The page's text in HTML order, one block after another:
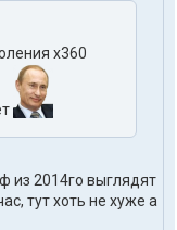
x360
из 2014го выглядят
тут хоть не хуже а